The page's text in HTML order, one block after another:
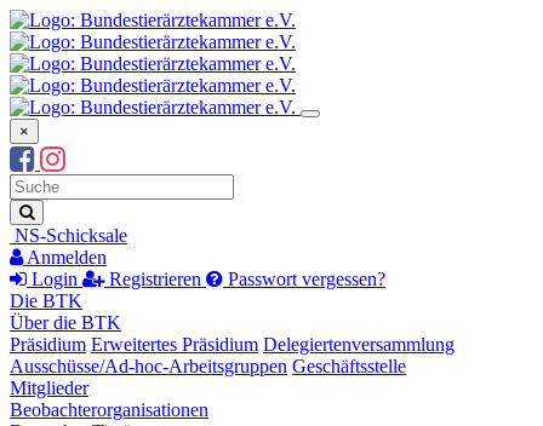
×
Suchbegriff
Suche
NS-Schicksale
Anmelden
Login
Registrieren
Passwort vergessen?
Die BTK
Über die BTK
Präsidium Erweitertes Präsidium Delegiertenversammlung
Ausschüsse/Ad-hoc-Arbeitsgruppen Geschäftsstelle
Mitglieder
Beobachterorganisationen